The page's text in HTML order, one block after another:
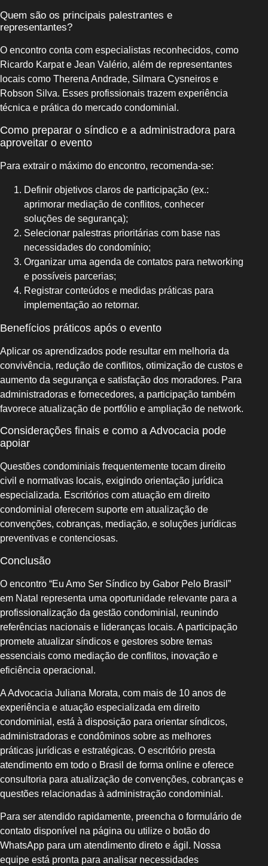
Quem são os principais palestrantes e
representantes?
O encontro conta com especialistas reconhecidos, como
Ricardo Karpat e Jean Valério, além de representantes
locais como Therena Andrade, Silmara Cysneiros e
Robson Silva. Esses profissionais trazem experiência
técnica e prática do mercado condominial.
Como preparar o síndico e a administradora para
aproveitar o evento
Para extrair o máximo do encontro, recomenda-se:
Definir objetivos claros de participação (ex.:
aprimorar mediação de conflitos, conhecer
soluções de segurança);
Selecionar palestras prioritárias com base nas
necessidades do condomínio;
Organizar uma agenda de contatos para networking
e possíveis parcerias;
Registrar conteúdos e medidas práticas para
implementação ao retornar.
Benefícios práticos após o evento
Aplicar os aprendizados pode resultar em melhoria da
convivência, redução de conflitos, otimização de custos e
aumento da segurança e satisfação dos moradores. Para
administradoras e fornecedores, a participação também
favorece atualização de portfólio e ampliação de network.
Considerações finais e como a Advocacia pode
apoiar
Questões condominiais frequentemente tocam direito
civil e normativas locais, exigindo orientação jurídica
especializada. Escritórios com atuação em direito
condominial oferecem suporte em atualização de
convenções, cobranças, mediação, e soluções jurídicas
preventivas e contenciosas.
Conclusão
O encontro “Eu Amo Ser Síndico by Gabor Pelo Brasil”
em Natal representa uma oportunidade relevante para a
profissionalização da gestão condominial, reunindo
referências nacionais e lideranças locais. A participação
promete atualizar síndicos e gestores sobre temas
essenciais como mediação de conflitos, inovação e
eficiência operacional.
A Advocacia Juliana Morata, com mais de 10 anos de
experiência e atuação especializada em direito
condominial, está à disposição para orientar síndicos,
administradoras e condôminos sobre as melhores
práticas jurídicas e estratégicas. O escritório presta
atendimento em todo o Brasil de forma online e oferece
consultoria para atualização de convenções, cobranças e
questões relacionadas à administração condominial.
Para ser atendido rapidamente, preencha o formulário de
contato disponível na página ou utilize o botão do
WhatsApp para um atendimento direto e ágil. Nossa
equipe está pronta para analisar necessidades